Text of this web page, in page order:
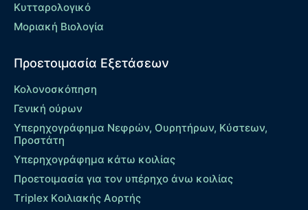
Κυτταρολογικό
Μοριακή Βιολογία
Προετοιμασία Εξετάσεων
Κολονοσκόπηση
Γενική ούρων
Υπερηχογράφημα Νεφρών, Ουρητήρων, Κύστεων,
Προστάτη
Υπερηχογράφημα κάτω κοιλίας
Προετοιμασία για τον υπέρηχο άνω κοιλίας
Τriplex Kοιλιακής Αορτής